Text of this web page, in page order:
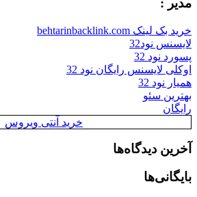
مدیر :
خرید بک لینک behtarinbacklink.com
لایسنس نود32
پسورد نود 32
اوکلی لایسنس رایگان نود 32
همیار نود 32
بهترین سئو
رایگان
خرید آنتی ویروس
آخرین دیدگاه‌ها
بایگانی‌ها